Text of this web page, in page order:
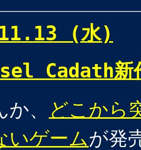
(水)
Cadath新
、
どこから
いゲームが発